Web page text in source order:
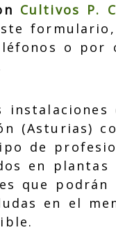
Cultivos P.
o por
instalaciones
(Asturias)
de
en plantas
que podrán
en el